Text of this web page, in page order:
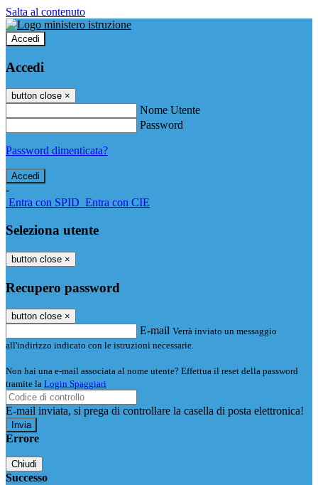
Salta al contenuto
Accedi
Accedi
button close ×
Nome Utente
Password
Password dimenticata?
-
Entra con SPID Entra con CIE
Seleziona utente
button close ×
Recupero password
button close ×
E-mail Verrà inviato un messaggio
all'indirizzo indicato con le istruzioni necessarie.
Non hai una e-mail associata al nome utente? Effettua il reset della password
tramite la Login Spaggiari
E-mail inviata, si prega di controllare la casella di posta elettronica!
Errore
Chiudi
Successo